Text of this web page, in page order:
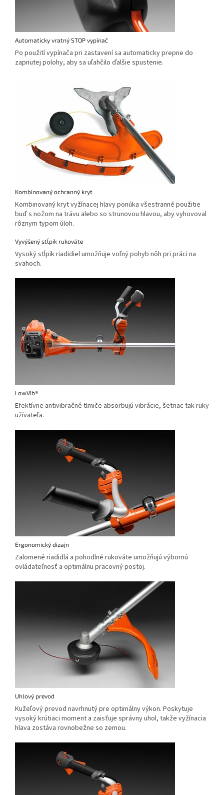
Automaticky vratný STOP vypínač
Po použití vypínača pri zastavení sa automaticky prepne do
zapnutej polohy, aby sa uľahčilo ďalšie spustenie.
Kombinovaný ochranný kryt
Kombinovaný kryt vyžínacej hlavy ponúka všestranné použitie
buď s nožom na trávu alebo so strunovou hlavou, aby vyhovoval
rôznym typom úloh.
Vyvýšený stĺpik rukoväte
Vysoký stĺpik riadidiel umožňuje voľný pohyb nôh pri práci na
svahoch.
LowVib®
Efektívne antivibračné tlmiče absorbujú vibrácie, šetriac tak ruky
užívateľa.
Ergonomický dizajn
Zalomené riadidlá a pohodlné rukoväte umožňujú výbornú
ovládateľnosť a optimálnu pracovný postoj.
Uhlový prevod
Kužeľový prevod navrhnutý pre optimálny výkon. Poskytuje
vysoký krútiaci moment a zaisťuje správny uhol, takže vyžínacia
hlava zostáva rovnobežne so zemou.